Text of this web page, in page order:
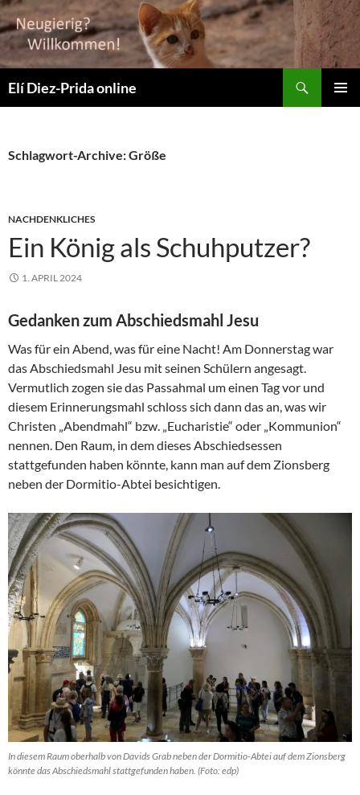
Elí Diez-Prida online
Schlagwort-Archive: Größe
NACHDENKLICHES
Ein König als Schuhputzer?
1. APRIL 2024
Gedanken zum Abschiedsmahl Jesu
Was für ein Abend, was für eine Nacht! Am Donnerstag war
das Abschiedsmahl Jesu mit seinen Schülern angesagt.
Vermutlich zogen sie das Passahmal um einen Tag vor und
diesem Erinnerungsmahl schloss sich dann das an, was wir
Christen „Abendmahl“ bzw. „Eucharistie“ oder „Kommunion“
nennen. Den Raum, in dem dieses Abschiedsessen
stattgefunden haben könnte, kann man auf dem Zionsberg
neben der Dormitio-Abtei besichtigen.
In diesem Raum oberhalb von Davids Grab neben der Dormitio-Abtei auf dem Zionsberg
könnte das Abschiedsmahl stattgefunden haben. (Foto: edp)